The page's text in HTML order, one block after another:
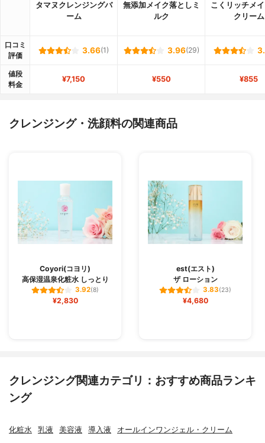
タマヌクレンジングバ
ーム
無添加メイク落としミ
ルク
こくリッチメ
クリーム
口コミ
評価
3.66(1) 3.96(29)
値段
料金
¥7,150 ¥550 ¥855
クレンジング・洗顔料の関連商品
Coyori(コヨリ)
高保湿温泉化粧水 しっとり
3.92(8)
¥2,830
est(エスト)
ザ ローション
3.83(23)
¥4,680
クレンジング関連カテゴリ：おすすめ商品ランキ
ング
化粧水 乳液 美容液 導入液 オールインワンジェル・クリーム